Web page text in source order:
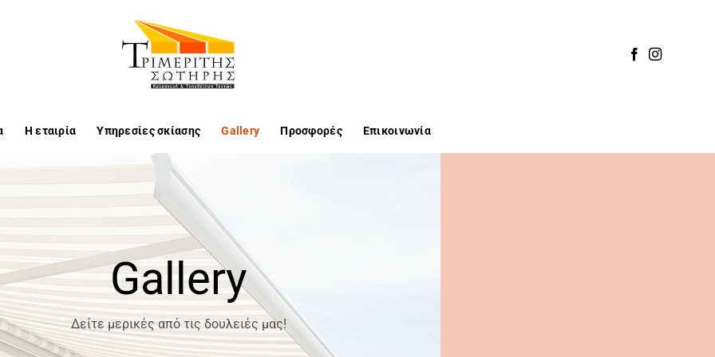
Η εταιρία Υπηρεσίες σκίασης Gallery Προσφορές Επικοινωνία
Gallery
Δείτε μερικές από τις δουλειές μας!